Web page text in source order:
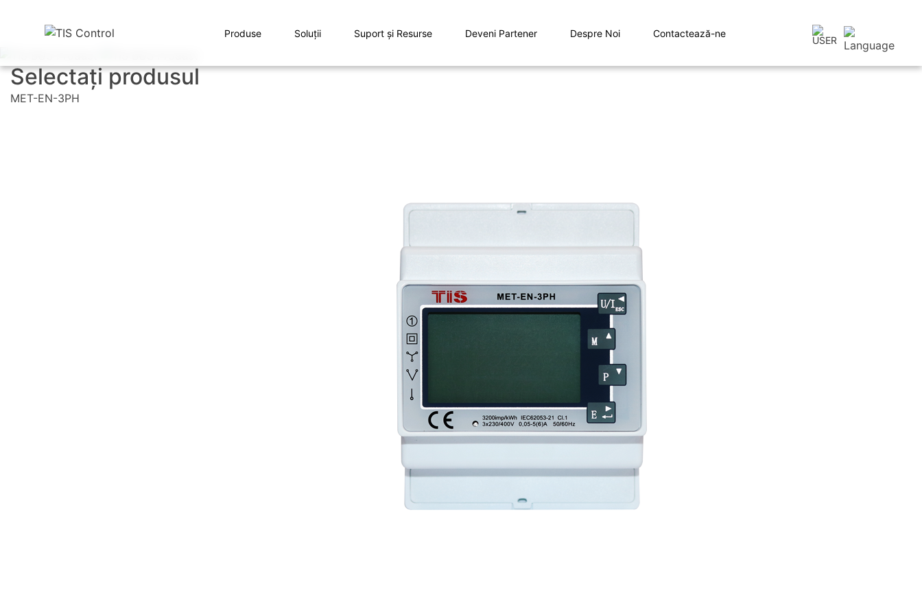
Produse Soluţii Suport și Resurse Deveni Partener Despre Noi Contactează-ne
Selectați produsul
MET-EN-3PH